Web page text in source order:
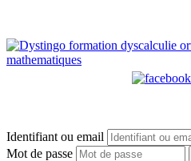
Identifiant ou email
Mot de passe